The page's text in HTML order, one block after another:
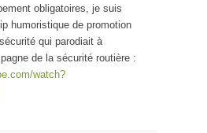
obligatoires, je suis
humoristique de promotion
qui parodiait à
de la sécurité routière :
watch?